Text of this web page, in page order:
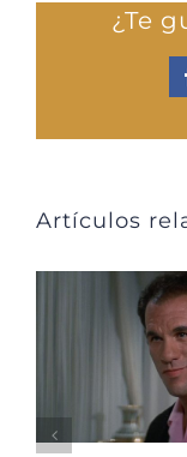
¿Te
Artículos